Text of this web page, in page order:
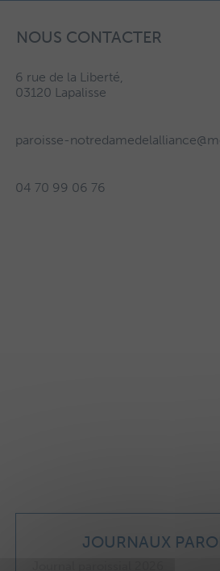
NOUS CONTACTER
6 rue de la Liberté,
03120 Lapalisse
paroisse-
04 70 99 06 76
JOURNAUX